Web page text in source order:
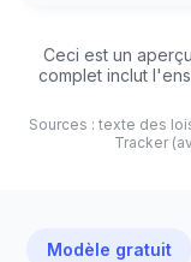
Ceci est un
complet inclut
Sources : texte des
Tracker
Modèle gratuit